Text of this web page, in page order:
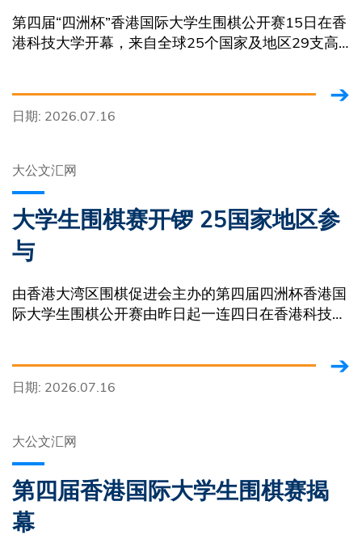
第四届“四洲杯”香港国际大学生围棋公开赛15日在香
港科技大学开幕，来自全球25个国家及地区29支高
日期: 2026.07.16
大公文汇网
大学生围棋赛开锣 25国家地区参
与
由香港大湾区围棋促进会主办的第四届四洲杯香港国
际大学生围棋公开赛由昨日起一连四日在香港科技大
日期: 2026.07.16
大公文汇网
第四届香港国际大学生围棋赛揭
幕